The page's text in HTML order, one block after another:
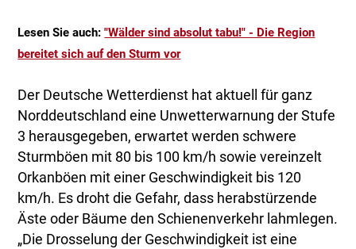
Lesen Sie auch:"Wälder sind absolut tabu!" - Die Region
bereitet sich auf den Sturm vor
Der Deutsche Wetterdienst hat aktuell für ganz
Norddeutschland eine Unwetterwarnung der Stufe
3 herausgegeben, erwartet werden schwere
Sturmböen mit 80 bis 100 km/h sowie vereinzelt
Orkanböen mit einer Geschwindigkeit bis 120
km/h. Es droht die Gefahr, dass herabstürzende
Äste oder Bäume den Schienenverkehr lahmlegen.
„Die Drosselung der Geschwindigkeit ist eine